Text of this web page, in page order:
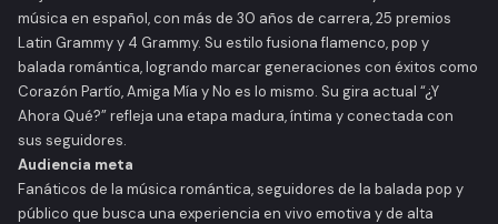
música en español, con más de 30 años de carrera, 25 premios
Latin Grammy y 4 Grammy. Su estilo fusiona flamenco, pop y
balada romántica, logrando marcar generaciones con éxitos como
Corazón Partío,Amiga Mía yNo es lo mismo. Su gira actual “¿Y
Ahora Qué?”refleja una etapa madura, íntima y conectada con
sus seguidores.
Audiencia meta
Fanáticos de la música romántica, seguidores de la balada pop y
público que busca una experiencia en vivo emotiva y de alta